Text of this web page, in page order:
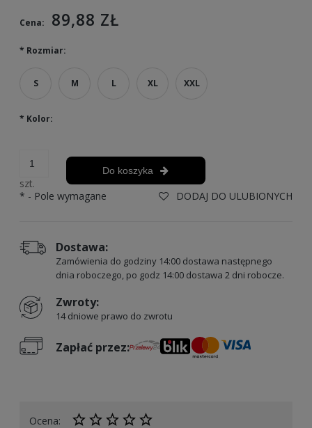
Cena: 89,88 ZŁ
* Rozmiar:
S M L XL XXL
* Kolor:
szt.
Do koszyka
DODAJ DO ULUBIONYCH
* - Pole wymagane
Dostawa:
Zamówienia do godziny 14:00 dostawa następnego
dnia roboczego, po godz 14:00 dostawa 2 dni robocze.
Zwroty:
14 dniowe prawo do zwrotu
Zapłać przez:
Ocena: